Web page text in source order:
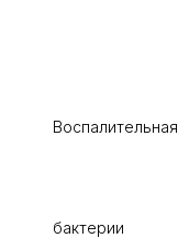
Воспалительная
бактерии